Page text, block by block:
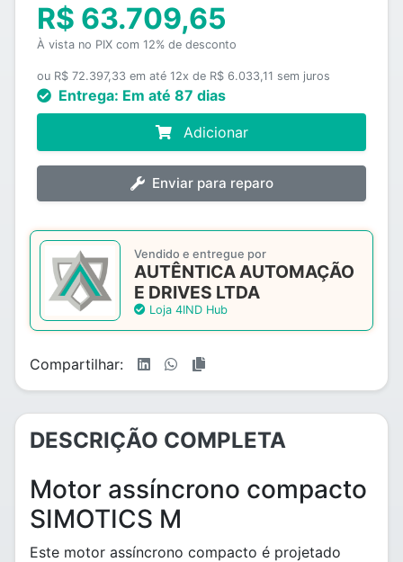
R$ 63.709,65
À vista no PIX com 12% de desconto
ou R$ 72.397,33 em até 12x de R$ 6.033,11 sem juros
Entrega: Em até 87 dias
Adicionar
Enviar para reparo
Vendido e entregue por
AUTÊNTICA AUTOMAÇÃO
E DRIVES LTDA
Loja 4IND Hub
Compartilhar:
DESCRIÇÃO COMPLETA
Motor assíncrono compacto
SIMOTICS M
Este motor assíncrono compacto é projetado